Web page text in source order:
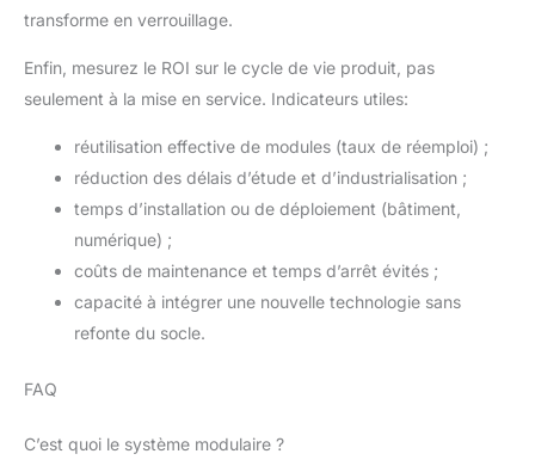
transforme en verrouillage.
Enfin, mesurez le ROI sur le cycle de vie produit, pas
seulement à la mise en service. Indicateurs utiles:
réutilisation effective de modules (taux de réemploi) ;
réduction des délais d’étude et d’industrialisation ;
temps d’installation ou de déploiement (bâtiment,
numérique) ;
coûts de maintenance et temps d’arrêt évités ;
capacité à intégrer une nouvelle technologie sans
refonte du socle.
FAQ
C’est quoi le système modulaire ?